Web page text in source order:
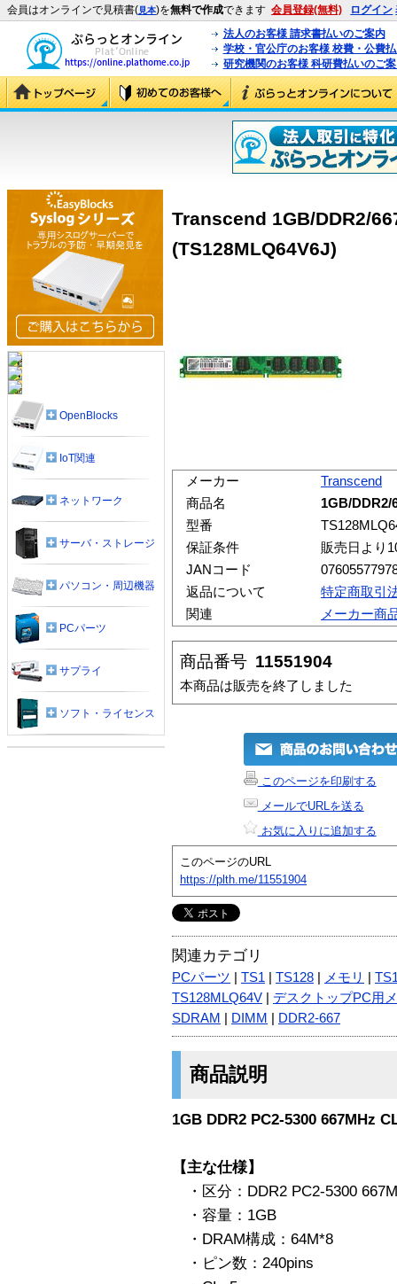
会員はオンラインで見積書(見本)を無料で作成できます 会員登録(無料) ログイン
法人のお客様 請求書払いのご案内
学校・官公庁のお客様 校費・公費
研究機関のお客様 科研費払いのご
Transcend 1GB/DDR2/
(TS128MLQ64V6J)
メーカー
Transcend
商品名
1GB/DDR2/
型番
保証条件
販売日より
JANコード
返品について
特定商取引
関連
メーカー商
商品番号 11551904
本商品は販売を終了しました
このページを印刷する
メールでURLを送る
お気に入りに追加する
このページのURL
https://plth.me/11551904
関連カテゴリ
PCパーツ TS1 TS128 メモリ
TS128MLQ64V
デスクトップPC用
SDRAM
DIMM DDR2-667
商品説明
1GB DDR2 PC2-5300 667MHz
【主な仕様】
・区分：DDR2 PC2-5300
・容量：1GB
・DRAM構成：64M*8
・ピン数：240pins
OpenBlocks
IoT関連
ネットワーク
サーバ・ストレージ
パソコン・周辺機器
PCパーツ
サプライ
ソフト・ライセンス